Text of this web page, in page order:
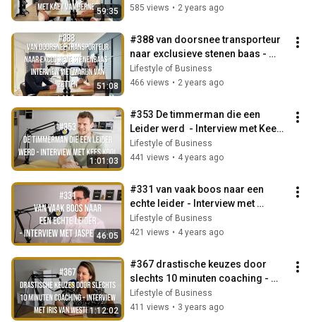
59:35
585 views • 2 years ago
51:08
#388 van doorsnee transporteur
naar exclusieve stenen baas -
Interview met Marijn van Zetten
Lifestyle of Business
466 views • 2 years ago
1:01:03
#353 De timmerman die een
Leider werd  - Interview met Kees
Kool
Lifestyle of Business
441 views • 4 years ago
46:05
#331 van vaak boos naar een
echte leider - Interview met
Jasper Bakx
Lifestyle of Business
421 views • 4 years ago
1:12:02
#367 drastische keuzes door
slechts 10 minuten coaching -
interview met Iris van Westering
Lifestyle of Business
411 views • 3 years ago